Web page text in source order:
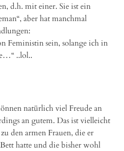
d.h. mit einer. Sie ist ein
aber hat manchmal
Feministin sein, solange ich in
..lol..
natürlich viel Freude an
an gutem. Das ist vielleicht
den armen Frauen, die er
hatte und die bisher wohl